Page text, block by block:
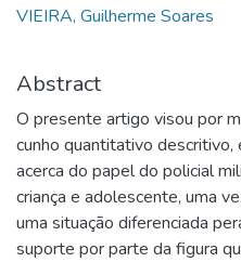
VIEIRA, Guilherme Soares
Abstract
O presente artigo visou por
cunho quantitativo
acerca do papel do policial
criança e adolescente, uma
uma situação diferenciada
suporte por parte da figura